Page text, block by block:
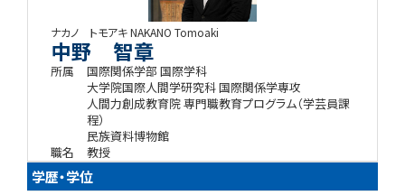
ナカノ トモアキNAKANO Tomoaki
中野 智章
所属
国際関係学部 国際学科
大学院国際人間学研究科 国際関係学専攻
人間力創成教育院 専門職教育プログラム（学芸員課
程）
民族資料博物館
職名
教授
学歴・学位